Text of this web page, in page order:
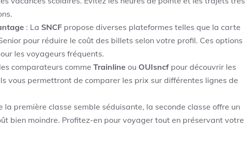
: La SNCF propose diverses plateformes telles que la carte
pour réduire le coût des billets selon votre profil. Ces options
les voyageurs fréquents.
comparateurs comme Trainline ou OUIsncf pour découvrir les
vous permettront de comparer les prix sur différentes lignes de
la première classe semble séduisante, la seconde classe offre un
bien moindre. Profitez-en pour voyager tout en préservant votre